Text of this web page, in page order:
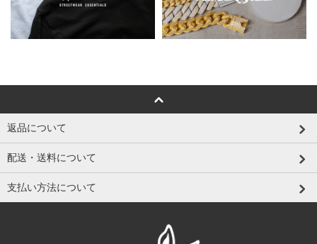
返品について
配送・送料について
支払い方法について